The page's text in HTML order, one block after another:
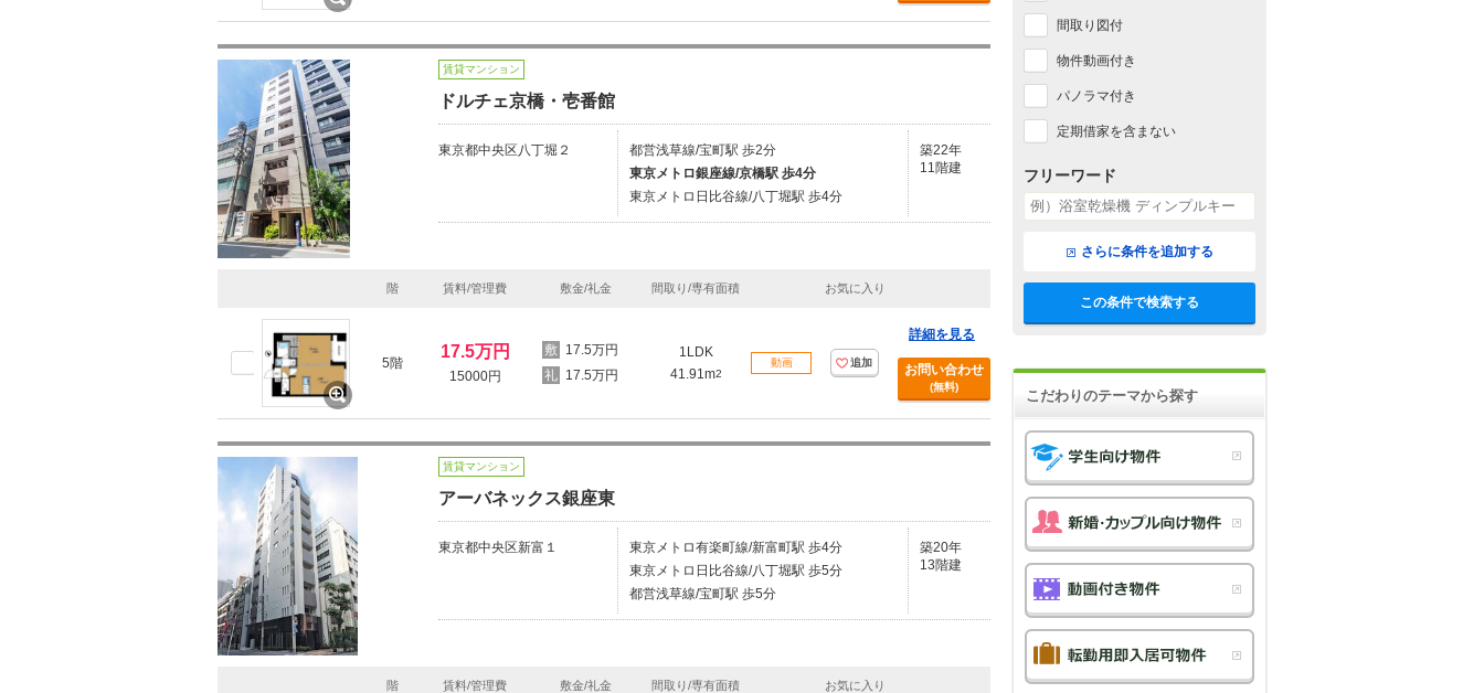
賃貸マンション
ドルチェ京橋・壱番館
東京都中央区八丁堀２
都営浅草線/宝町駅 歩2分
東京メトロ銀座線/京橋駅 歩4分
東京メトロ日比谷線/八丁堀駅 歩4分
築22年
11階建
階 賃料/管理費 敷金/礼金 間取り/専有面積 お気に入り
5階
17.5万円
15000円
17.5万円
17.5万円
1LDK
41.91m2
動画 追加
詳細を見る
お問い合わせ
(無料)
賃貸マンション
アーバネックス銀座東
東京都中央区新富１
東京メトロ有楽町線/新富町駅 歩4分
東京メトロ日比谷線/八丁堀駅 歩5分
都営浅草線/宝町駅 歩5分
築20年
13階建
階 賃料/管理費 敷金/礼金 間取り/専有面積 お気に入り
間取り図付
物件動画付き
パノラマ付き
定期借家を含まない
フリーワード
さらに条件を追加する
この条件で検索する
こだわりのテーマから探す